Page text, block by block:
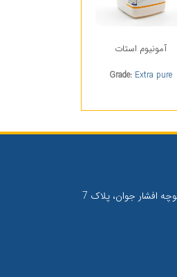
آمونیوم استات
Grade: Extra pure
افشار جوان، پلاک 7